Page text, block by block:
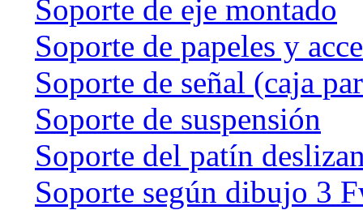
Soporte de eje montado
Soporte de papeles y
Soporte de señal (caja
Soporte de suspensión
Soporte del patín
Soporte según dibujo 3